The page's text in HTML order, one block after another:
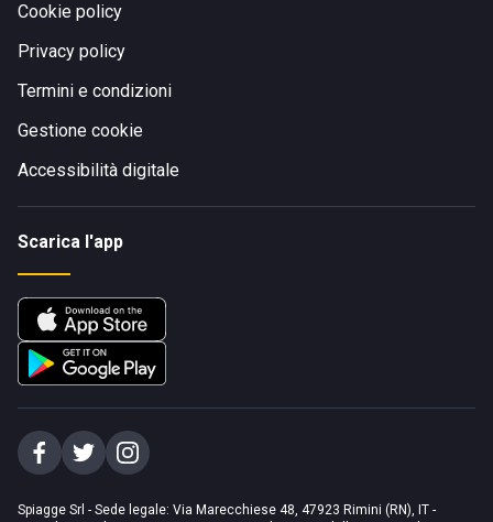
Cookie policy
Privacy policy
Termini e condizioni
Gestione cookie
Accessibilità digitale
Scarica l'app
Spiagge Srl - Sede legale: Via Marecchiese 48, 47923 Rimini (RN), IT -